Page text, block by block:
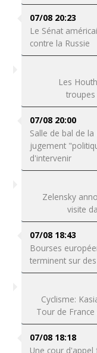
07/08 20:23
Le Sénat
contre la Russie
Les
troupes
07/08 20:00
Salle de bal de
jugement
d'intervenir
Zelensky
visite
07/08 18:43
Bourses
terminent sur
Cyclisme:
Tour de
07/08 18:18
Une cour